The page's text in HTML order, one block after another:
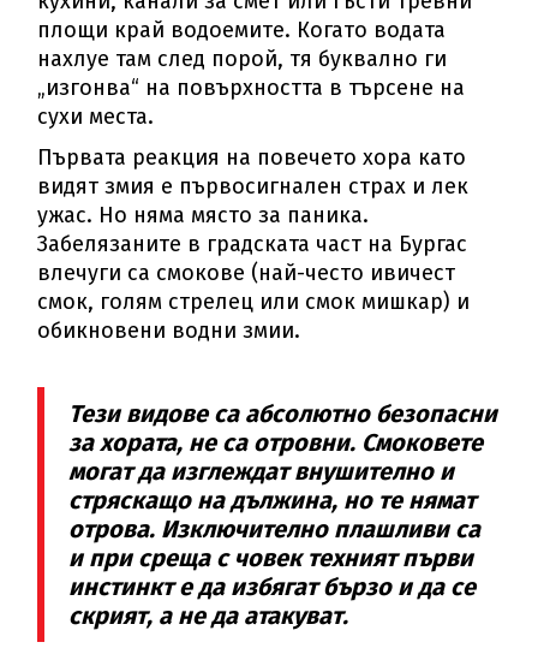
площи край водоемите. Когато водата
нахлуе там след порой, тя буквално ги
„изгонва“ на повърхността в търсене на
сухи места.
Първата реакция на повечето хора като
видят змия е първосигнален страх и лек
ужас. Но няма място за паника.
Забелязаните в градската част на Бургас
влечуги са смокове (най-често ивичест
смок, голям стрелец или смок мишкар) и
обикновени водни змии.
Тези видове са абсолютно безопасни
за хората, не са отровни. Смоковете
могат да изглеждат внушително и
стряскащо на дължина, но те нямат
отрова. Изключително плашливи са
и при среща с човек техният първи
инстинкт е да избягат бързо и да се
скрият, а не да атакуват.